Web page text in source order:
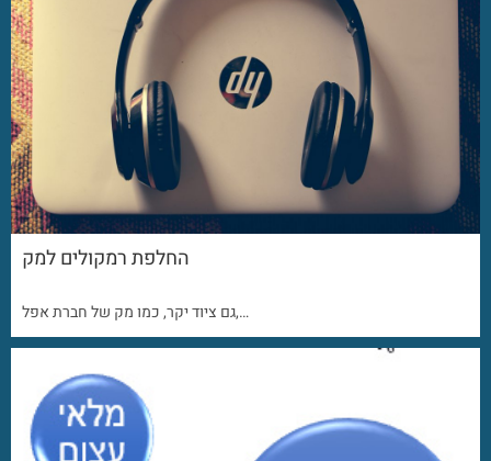
החלפת רמקולים למק
גם ציוד יקר, כמו מק של חברת אפל,…